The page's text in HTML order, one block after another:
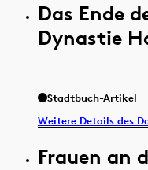
Das Ende
Dynastie
Stadtbuch-Artikel
Weitere Details des
Frauen an